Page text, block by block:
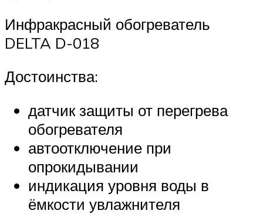
Инфракрасный обогреватель
DELTA D-018
Достоинства:
датчик защиты от перегрева
обогревателя
автоотключение при
опрокидывании
индикация уровня воды в
ёмкости увлажнителя